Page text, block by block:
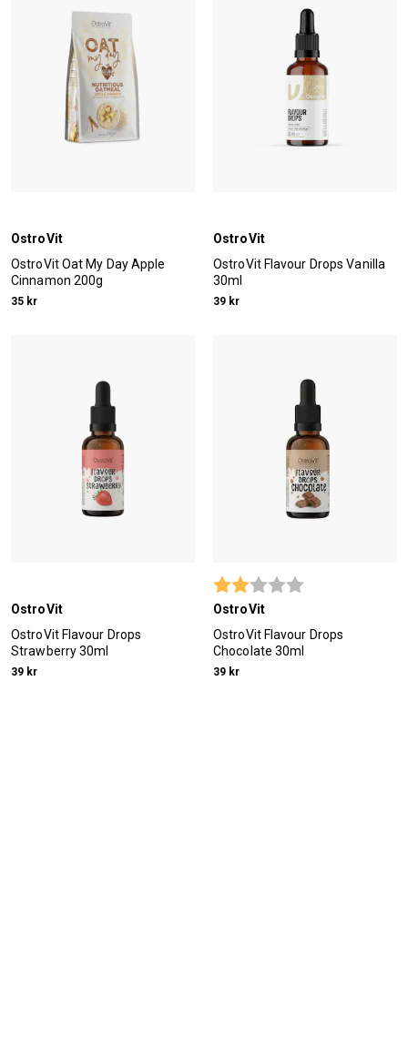
OstroVit
OstroVit Oat My Day Apple
Cinnamon 200g
35 kr
OstroVit
OstroVit Flavour Drops Vanilla
30ml
39 kr
OstroVit
OstroVit Flavour Drops
Strawberry 30ml
39 kr
Betyg:
OstroVit
OstroVit Flavour Drops
Chocolate 30ml
39 kr